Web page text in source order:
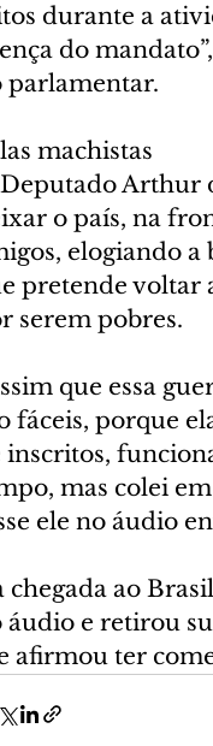
durante a
do
parlamentar.
machistas
Arthur
o país, na
elogiando a
pretende voltar
serem pobres.
que essa
fáceis, porque
inscritos,
mas colei
ele no áudio
chegada ao
áudio e retirou
afirmou ter